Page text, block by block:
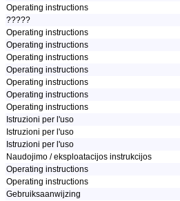
Operating instructions
?????
Operating instructions
Operating instructions
Operating instructions
Operating instructions
Operating instructions
Operating instructions
Operating instructions
Istruzioni per l'uso
Istruzioni per l'uso
Istruzioni per l'uso
Naudojimo / eksploatacijos instrukcijos
Operating instructions
Operating instructions
Gebruiksaanwijzing